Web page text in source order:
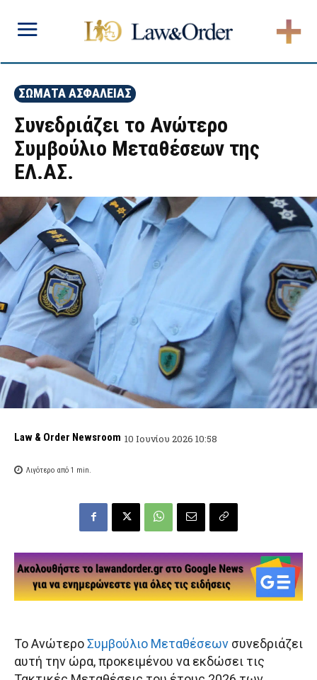
ΣΩΜΑΤΑ ΑΣΦΑΛΕΙΑΣ
Συνεδριάζει το Ανώτερο
Συμβούλιο Μεταθέσεων της
ΕΛ.ΑΣ.
Law & Order Newsroom 10 Ιουνίου 2026 10:58
Λιγότερο από 1 min.
Το ΑνώτεροΣυμβούλιο Μεταθέσεων συνεδριάζει
αυτή την ώρα, προκειμένου να εκδώσει τις